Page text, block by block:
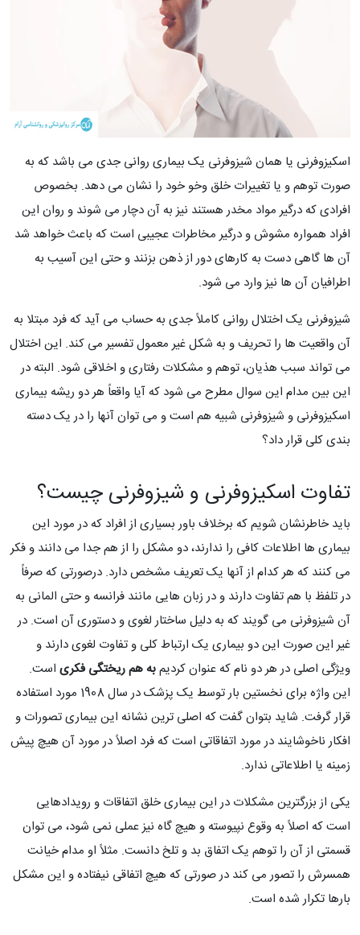
اسکیزوفرنی یا همان شیزوفرنی یک بیماری روانی جدی می باشد که به
صورت توهم و یا تغییرات خلق وخو خود را نشان می دهد. بخصوص
افرادی که درگیر مواد مخدر هستند نیز به آن دچار می شوند و روان این
افراد همواره مشوش و درگیر مخاطرات عجیبی است که باعث خواهد شد
آن ها گاهی دست به کارهای دور از ذهن بزنند و حتی این آسیب به
اطرافیان آن ها نیز وارد می شود.
شیزوفرنی یک اختلال روانی کاملاً جدی به حساب می آید که فرد مبتلا به
آن واقعیت ها را تحریف و به شکل غیر معمول تفسیر می کند. این اختلال
می تواند سبب هذیان، توهم و مشکلات رفتاری و اخلاقی شود. البته در
این بین مدام این سوال مطرح می شود که آیا واقعاً هر دو ریشه بیماری
اسکیزوفرنی و شیزوفرنی شبیه هم است و می توان آنها را در یک دسته
بندی کلی قرار داد؟
تفاوت اسکیزوفرنی و شیزوفرنی چیست؟
باید خاطرنشان شویم که برخلاف باور بسیاری از افراد که در مورد این
بیماری ها اطلاعات کافی را ندارند، دو مشکل را از هم جدا می دانند و فکر
می کنند که هر کدام از آنها یک تعریف مشخص دارد. درصورتی که صرفاً
در تلفظ با هم تفاوت دارند و در زبان هایی مانند فرانسه و حتی المانی به
آن شیزوفرنی می گویند که به دلیل ساختار لغوی و دستوری آن است. در
غیر این صورت این دو بیماری یک ارتباط کلی و تفاوت لغوی دارند و
ویژگی اصلی در هر دو نام که عنوان کردیمبه هم ریختگی فکری است.
این واژه برای نخستین بار توسط یک پزشک در سال 1908 مورد استفاده
قرار گرفت. شاید بتوان گفت که اصلی ترین نشانه این بیماری تصورات و
افکار ناخوشایند در مورد اتفاقاتی است که فرد اصلاً در مورد آن هیچ پیش
زمینه یا اطلاعاتی ندارد.
یکی از بزرگترین مشکلات در این بیماری خلق اتفاقات و رویدادهایی
است که اصلاً به وقوع نپیوسته و هیچ گاه نیز عملی نمی شود، می توان
قسمتی از آن را توهم یک اتفاق بد و تلخ دانست. مثلاً او مدام خیانت
همسرش را تصور می کند در صورتی که هیچ اتفاقی نیفتاده و این مشکل
بارها تکرار شده است.